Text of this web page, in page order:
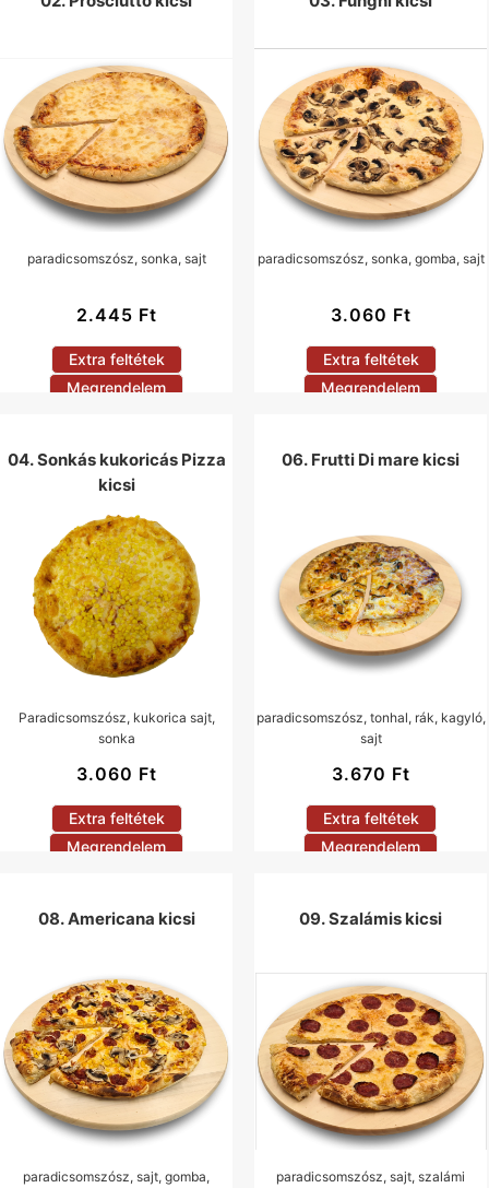
paradicsomszósz, sonka, sajt
2.445 Ft
Extra feltétek
Megrendelem
paradicsomszósz, sonka, gomba, sajt
3.060 Ft
Extra feltétek
Megrendelem
04. Sonkás kukoricás Pizza
kicsi
Paradicsomszósz, kukorica sajt,
sonka
3.060 Ft
Extra feltétek
Megrendelem
06. Frutti Di mare kicsi
paradicsomszósz, tonhal, rák, kagyló,
sajt
3.670 Ft
Extra feltétek
Megrendelem
08. Americana kicsi
paradicsomszósz, sajt, gomba,
09. Szalámis kicsi
paradicsomszósz, sajt, szalámi